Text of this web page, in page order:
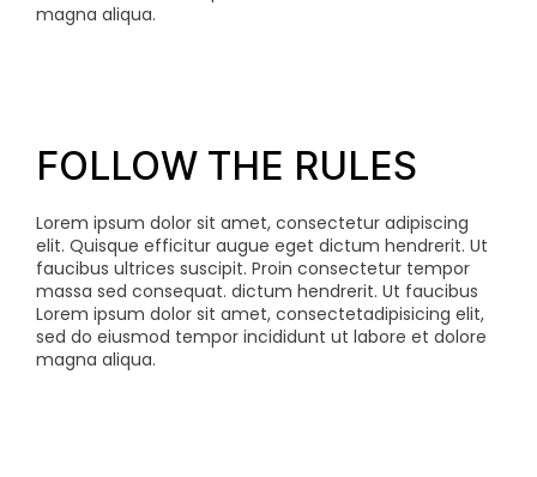
magna aliqua.
FOLLOW THE RULES
Lorem ipsum dolor sit amet, consectetur adipiscing
elit. Quisque efficitur augue eget dictum hendrerit. Ut
faucibus ultrices suscipit. Proin consectetur tempor
massa sed consequat. dictum hendrerit. Ut faucibus
Lorem ipsum dolor sit amet, consectetadipisicing elit,
sed do eiusmod tempor incididunt ut labore et dolore
magna aliqua.